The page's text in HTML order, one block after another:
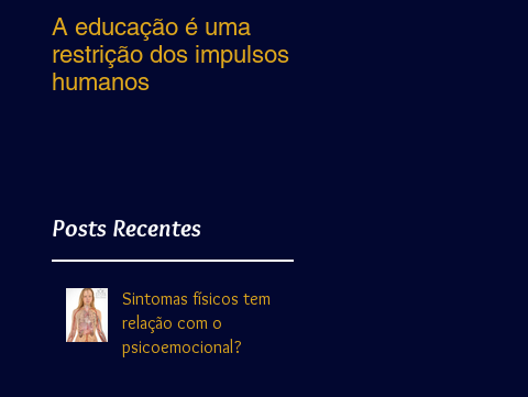
A educação é uma
restrição dos impulsos
humanos
Posts Recentes
Sintomas físicos tem
relação com o
psicoemocional?